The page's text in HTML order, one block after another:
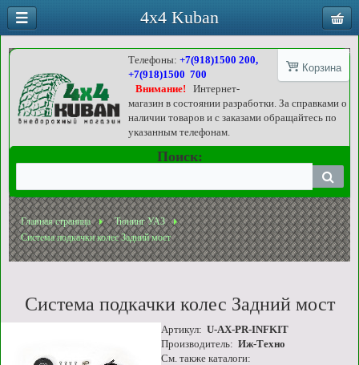
Корзина
Телефоны:+7(918)1500 200,
+7(918)1500 700
Внимание!
Интернет-
магазин в состоянии разработки. За справками о
наличии товаров и с заказами обращайтесь по
указанным телефонам.
Поиск:
Главная страница
Тюнинг УАЗ
Система подкачки колес Задний мост
Система подкачки колес Задний мост
Артикул: U-AX-PR-INFKIT
Производитель: Иж-Техно
См. также каталоги:
4x4 Kuban